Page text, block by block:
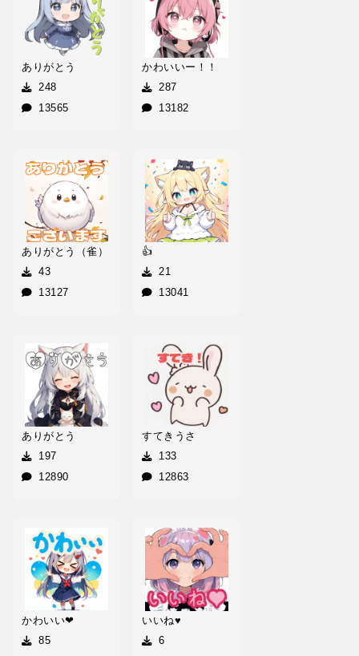
ありがとう
248
13565
かわいいー！！
287
13182
ありがとう（雀）
43
13127
👍
21
13041
ありがとう
197
12890
すてきうさ
133
12863
かわいい❤
85
いいね♥
6